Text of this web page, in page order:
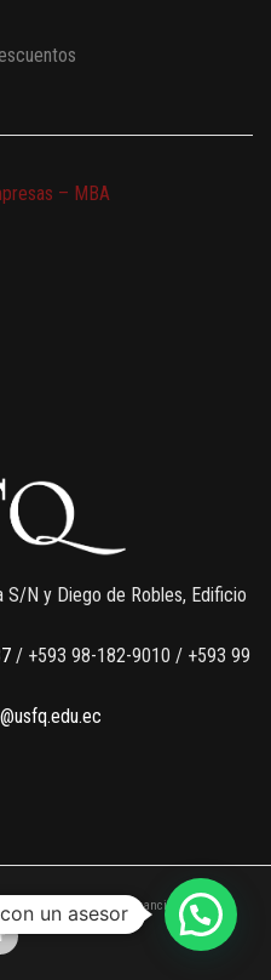
– MBA
S/N y Diego de Robles, Edificio
/ +593 98-182-9010 / +593 99
de la Universidad San Francisco de Quito
un asesor